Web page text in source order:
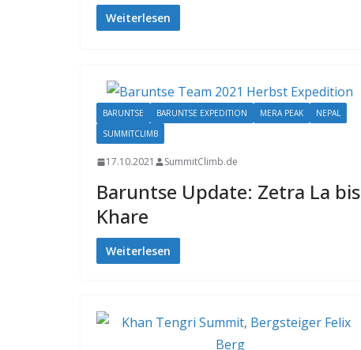
Weiterlesen
BARUNTSE BARUNTSE EXPEDITION MERA PEAK
NEPAL
SUMMITCLIMB
17.10.2021 SummitClimb.de
Baruntse Update: Zetra La bis
Khare
Weiterlesen